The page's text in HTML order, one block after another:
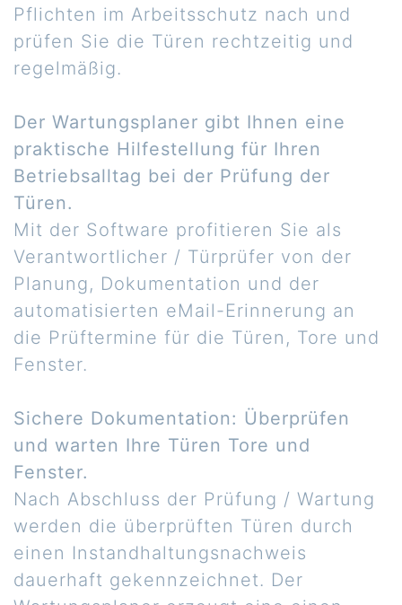
Pflichten im Arbeitsschutz nach und
prüfen Sie die Türen rechtzeitig und
regelmäßig.
Der Wartungsplaner gibt Ihnen eine
praktische Hilfestellung für Ihren
Betriebsalltag bei der Prüfung der
Türen.
Mit der Software profitieren Sie als
Verantwortlicher / Türprüfer von der
Planung, Dokumentation und der
automatisierten eMail-Erinnerung an
die Prüftermine für die Türen, Tore und
Fenster.
Sichere Dokumentation: Überprüfen
und warten Ihre Türen Tore und
Fenster.
Nach Abschluss der Prüfung / Wartung
werden die überprüften Türen durch
einen Instandhaltungsnachweis
dauerhaft gekennzeichnet. Der